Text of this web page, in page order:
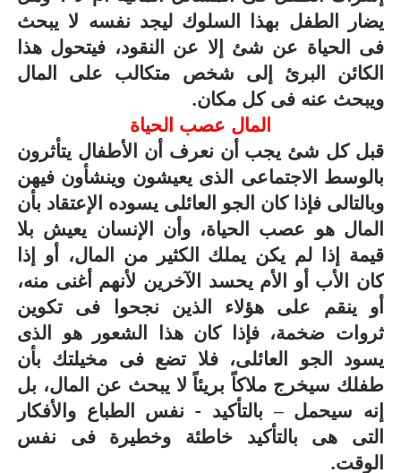
يضار الطفل بهذا السلوك ليجد نفسه لا يبحث
فى الحياة عن شئ إلا عن النقود، فيتحول هذا
الكائن البرئ إلى شخص متكالب على المال
ويبحث عنه فى كل مكان.
المال عصب الحياة
قبل كل شئ يجب أن نعرف أن الأطفال يتأثرون
بالوسط الاجتماعى الذى يعيشون وينشأون فيهن
وبالتالى فإذا كان الجو العائلى يسوده الإعتقاد بأن
المال هو عصب الحياة، وأن الإنسان يعيش بلا
قيمة إذا لم يكن يملك الكثير من المال، أو إذا
كان الأب أو الأم يحسد الآخرين لأنهم أغنى منه،
أو ينقم على هؤلاء الذين نجحوا فى تكوين
ثروات ضخمة، فإذا كان هذا الشعور هو الذى
يسود الجو العائلى، فلا تضع فى مخيلتك بأن
طفلك سيخرج ملاكاً بريئاً لا يبحث عن المال، بل
إنه سيحمل – بالتأكيد - نفس الطباع والأفكار
التى هى بالتأكيد خاطئة وخطيرة فى نفس
الوقت.